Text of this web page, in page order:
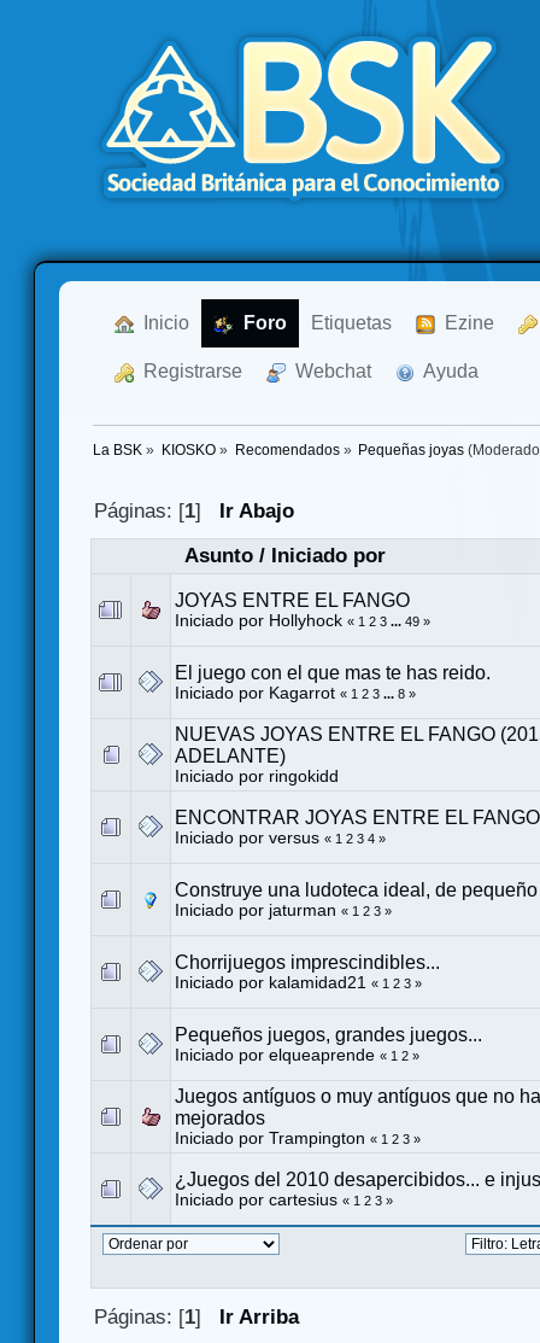
Inicio Foro Etiquetas Ezine
Registrarse Webchat Ayuda
La BSK » KIOSKO» Recomendados» Pequeñas joyas
Páginas: [1]
Ir Abajo
Asunto/ Iniciado por
JOYAS ENTRE EL FANGO
Iniciado por Hollyhock « 1 2 3 ... 49 »
El juego con el que mas te has reido.
Iniciado por Kagarrot « 1 2 3 ... 8 »
NUEVAS JOYAS ENTRE EL FANGO
ADELANTE)
Iniciado por ringokidd
ENCONTRAR JOYAS ENTRE EL
Iniciado por versus « 1 2 3 4 »
Construye una ludoteca ideal, de
Iniciado por jaturman « 1 2 3 »
Chorrijuegos imprescindibles...
Iniciado por kalamidad21 « 1 2 3 »
Pequeños juegos, grandes juegos...
Iniciado por elqueaprende « 1 2 »
Juegos antíguos o muy antíguos que no
mejorados
Iniciado por Trampington « 1 2 3 »
¿Juegos del 2010 desapercibidos... e
Iniciado por cartesius « 1 2 3 »
Páginas: [1] Ir Arriba